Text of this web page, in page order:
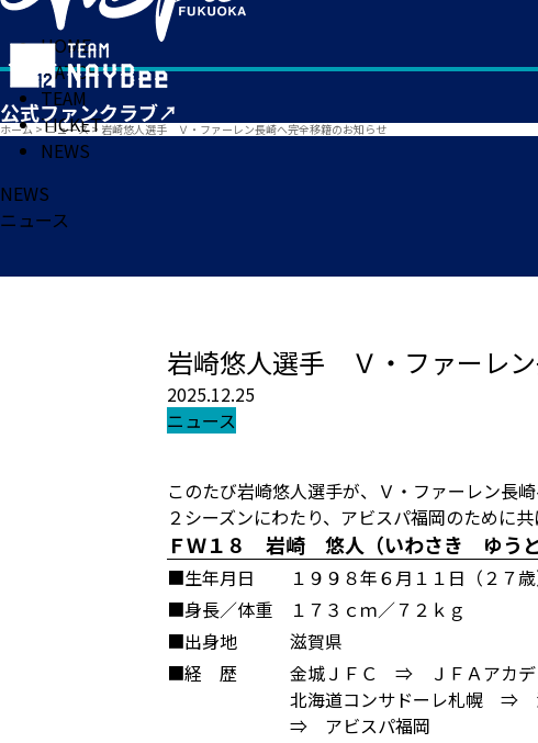
HOME
MATCH
TEAM
TICKET
NEWS
ホーム > ニュース> 岩崎悠人選手 Ｖ・ファーレン長崎へ完全移籍のお知らせ
NEWS
ニュース
岩崎悠人選手 Ｖ・ファーレ
2025.12.25
ニュース
このたび岩崎悠人選手が、Ｖ・ファーレン長
２シーズンにわたり、アビスパ福岡のために
ＦＷ１８ 岩崎 悠人（いわさき ゆう
■生年月日
１９９８年６月１１日（２７歳
■身長／体重
１７３ｃｍ／７２ｋｇ
■出身地
滋賀県
■経 歴
金城ＪＦＣ ⇒ ＪＦＡアカ
北海道コンサドーレ札幌 ⇒
⇒ アビスパ福岡